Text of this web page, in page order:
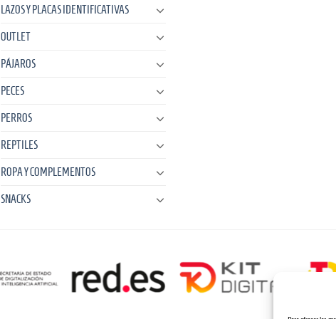
LAZOS Y PLACAS IDENTIFICATIVAS
OUTLET
PÁJAROS
PECES
PERROS
REPTILES
ROPA Y COMPLEMENTOS
SNACKS